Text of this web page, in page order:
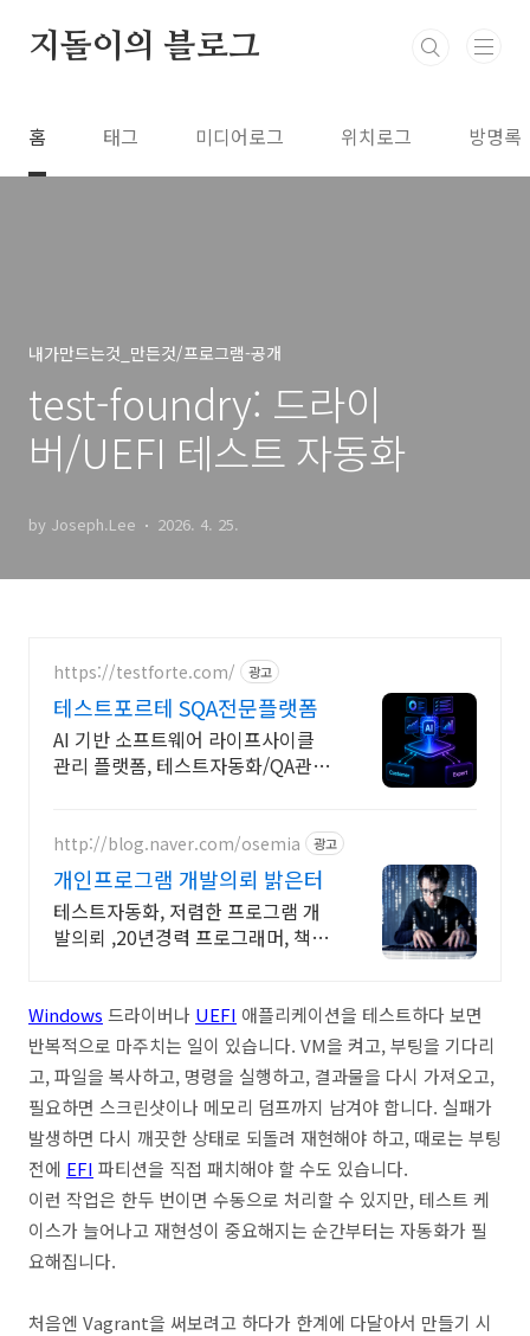
지돌이의 블로그
홈 태그 미디어로그 위치로그 방명록
내가만드는것_만든것/프로그램-공개
test-foundry: 드라이
버/UEFI 테스트 자동화
by Joseph.Lee 2026. 4. 25.
https://testforte.com/ 광고
테스트포르테 SQA전문플랫폼
AI 기반 소프트웨어 라이프사이클
관리 플랫폼, 테스트자동화/QA관
http://blog.naver.com/osemia 광고
개인프로그램 개발의뢰 밝은터
테스트자동화, 저렴한 프로그램 개
발의뢰 ,20년경력 프로그래머, 책임
Windows 드라이버나 UEFI 애플리케이션을 테스트하다 보면
반복적으로 마주치는 일이 있습니다. VM을 켜고, 부팅을 기다리
고, 파일을 복사하고, 명령을 실행하고, 결과물을 다시 가져오고,
필요하면 스크린샷이나 메모리 덤프까지 남겨야 합니다. 실패가
발생하면 다시 깨끗한 상태로 되돌려 재현해야 하고, 때로는 부팅
전에 EFI 파티션을 직접 패치해야 할 수도 있습니다.
이런 작업은 한두 번이면 수동으로 처리할 수 있지만, 테스트 케
이스가 늘어나고 재현성이 중요해지는 순간부터는 자동화가 필
요해집니다.
처음엔 Vagrant을 써보려고 하다가 한계에 다달아서 만들기 시